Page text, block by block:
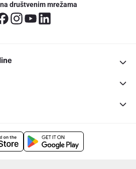
društvenim mrežama